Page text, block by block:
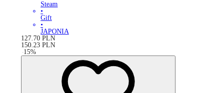
Steam
•
Gift
•
JAPONIA
127.70 PLN
150.23 PLN
-15%